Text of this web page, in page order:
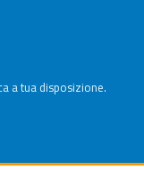
a tua disposizione.